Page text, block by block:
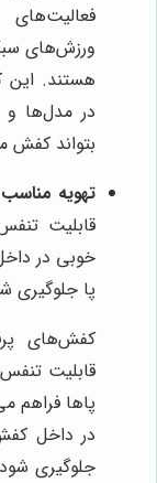
ورزش‌های
هستند. این
در مدل‌ها و
بتواند کفش
تهویه
قابلیت
خوبی در
پا جلوگیری
کفش‌های
قابلیت
پاها فراهم
در داخل
جلوگیری